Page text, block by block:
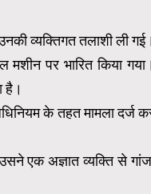
व्यक्तिगत तलाशी ली
मशीन पर भारित किया
है।
के तहत मामला दर्ज
एक अज्ञात व्यक्ति से